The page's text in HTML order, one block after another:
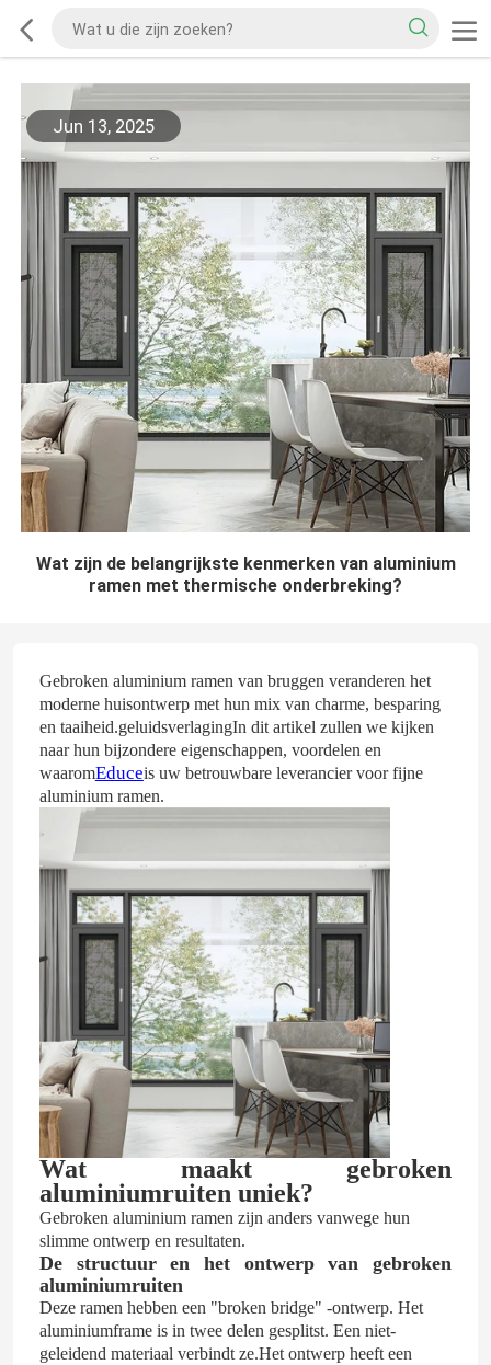
Jun 13, 2025
Wat zijn de belangrijkste kenmerken van aluminium
ramen met thermische onderbreking?
Gebroken aluminium ramen van bruggen veranderen het
moderne huisontwerp met hun mix van charme, besparing
en taaiheid.geluidsverlagingIn dit artikel zullen we kijken
naar hun bijzondere eigenschappen, voordelen en
waaromEduceis uw betrouwbare leverancier voor fijne
aluminium ramen.
Wat maakt gebroken
aluminiumruiten uniek?
Gebroken aluminium ramen zijn anders vanwege hun
slimme ontwerp en resultaten.
De structuur en het ontwerp van gebroken
aluminiumruiten
Deze ramen hebben een "broken bridge" -ontwerp. Het
aluminiumframe is in twee delen gesplitst. Een niet-
geleidend materiaal verbindt ze.Het ontwerp heeft een